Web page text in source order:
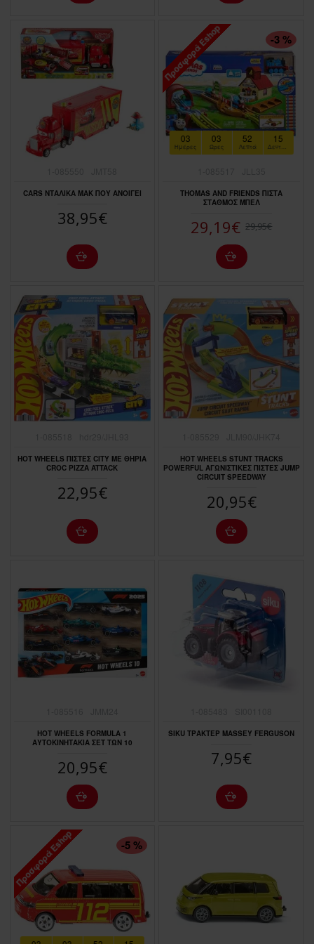
CARS ΝΤΑΛΙΚΑ ΜΑΚ ΠΟΥ ΑΝΟΙΓΕΙ
38,95€
ΠΤΏΣΗ ΤΙΜΉΣ
Προσφορά Eshop -3 %
03
Ημέρες
03
Ώρες
52
Λεπτά
14
THOMAS AND FRIENDS ΠΙΣΤΑ
ΣΤΑΘΜΟΣ ΜΠΕΛ
29,19€ 29,95€
HOT WHEELS ΠΙΣΤΕΣ CITY ΜΕ ΘΗΡΙΑ
CROC PIZZA ATTACK
22,95€
HOT WHEELS STUNT TRACKS
POWERFUL ΑΓΩΝΙΣΤΙΚΕΣ ΠΙΣΤΕΣ JUMP
CIRCUIT SPEEDWAY
20,95€
HOT WHEELS FORMULA 1
ΑΥΤΟΚΙΝΗΤΑΚΙΑ ΣΕΤ ΤΩΝ 10
20,95€
SIKU ΤΡΑΚΤΕΡ MASSEY FERGUSON
7,95€
ΠΤΏΣΗ ΤΙΜΉΣ
Προσφορά Eshop -5 %